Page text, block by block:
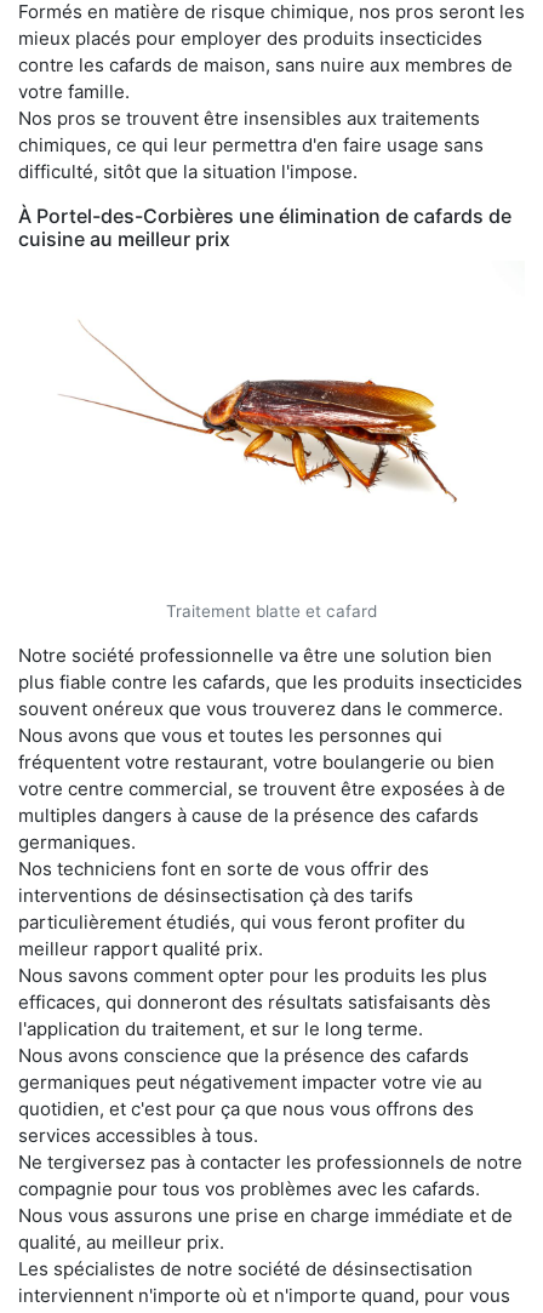
Formés en matière de risque chimique, nos pros seront les
mieux placés pour employer des produits insecticides
contre les cafards de maison, sans nuire aux membres de
votre famille.
Nos pros se trouvent être insensibles aux traitements
chimiques, ce qui leur permettra d'en faire usage sans
difficulté, sitôt que la situation l'impose.
À Portel-des-Corbières une élimination de cafards de
cuisine au meilleur prix
Traitement blatte et cafard
Notre société professionnelle va être une solution bien
plus fiable contre les cafards, que les produits insecticides
souvent onéreux que vous trouverez dans le commerce.
Nous avons que vous et toutes les personnes qui
fréquentent votre restaurant, votre boulangerie ou bien
votre centre commercial, se trouvent être exposées à de
multiples dangers à cause de la présence des cafards
germaniques.
Nos techniciens font en sorte de vous offrir des
interventions de désinsectisation çà des tarifs
particulièrement étudiés, qui vous feront profiter du
meilleur rapport qualité prix.
Nous savons comment opter pour les produits les plus
efficaces, qui donneront des résultats satisfaisants dès
l'application du traitement, et sur le long terme.
Nous avons conscience que la présence des cafards
germaniques peut négativement impacter votre vie au
quotidien, et c'est pour ça que nous vous offrons des
services accessibles à tous.
Ne tergiversez pas à contacter les professionnels de notre
compagnie pour tous vos problèmes avec les cafards.
Nous vous assurons une prise en charge immédiate et de
qualité, au meilleur prix.
Les spécialistes de notre société de désinsectisation
interviennent n'importe où et n'importe quand, pour vous